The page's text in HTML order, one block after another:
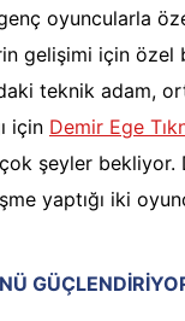
oyuncularla
gelişimi için özel
teknik adam,
için Demir Ege
şeyler bekliyor.
yaptığı iki